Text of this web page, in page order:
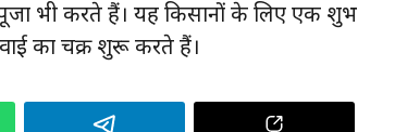
पूजा भी करते हैं। यह किसानों के लिए एक शुभ
का चक्र शुरू करते हैं।